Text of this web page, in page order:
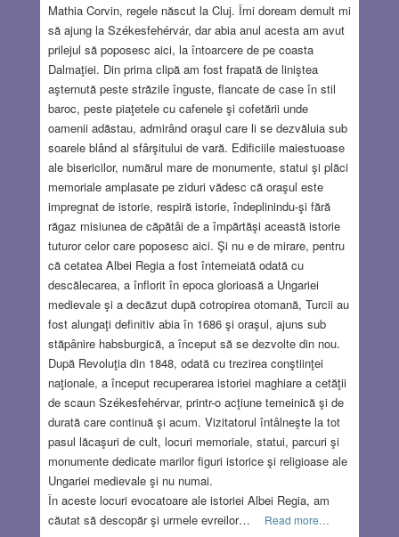
Mathia Corvin, regele născut la Cluj. Îmi doream demult mi
să ajung la Székesfehérvár, dar abia anul acesta am avut
prilejul să poposesc aici, la întoarcere de pe coasta
Dalmaţiei. Din prima clipă am fost frapată de liniştea
aşternută peste străzile înguste, flancate de case în stil
baroc, peste piaţetele cu cafenele şi cofetării unde
oamenii adăstau, admirând oraşul care li se dezvăluia sub
soarele blând al sfârşitului de vară. Edificiile maiestuoase
ale bisericilor, numărul mare de monumente, statui şi plăci
memoriale amplasate pe ziduri vădesc că oraşul este
impregnat de istorie, respiră istorie, îndeplinindu-şi fără
răgaz misiunea de căpătâi de a împărtăşi această istorie
tuturor celor care poposesc aici. Şi nu e de mirare, pentru
că cetatea Albei Regia a fost întemeiată odată cu
descălecarea, a înflorit în epoca glorioasă a Ungariei
medievale şi a decăzut după cotropirea otomană, Turcii au
fost alungaţi definitiv abia în 1686 şi oraşul, ajuns sub
stăpânire habsburgică, a început să se dezvolte din nou.
După Revoluţia din 1848, odată cu trezirea conştiinţei
naţionale, a început recuperarea istoriei maghiare a cetăţii
de scaun Székesfehérvar, printr-o acţiune temeinică şi de
durată care continuă şi acum. Vizitatorul întâlneşte la tot
pasul lăcaşuri de cult, locuri memoriale, statui, parcuri şi
monumente dedicate marilor figuri istorice şi religioase ale
Ungariei medievale şi nu numai.
În aceste locuri evocatoare ale istoriei Albei Regia, am
căutat să descopăr şi urmele evreilor…
Read more…